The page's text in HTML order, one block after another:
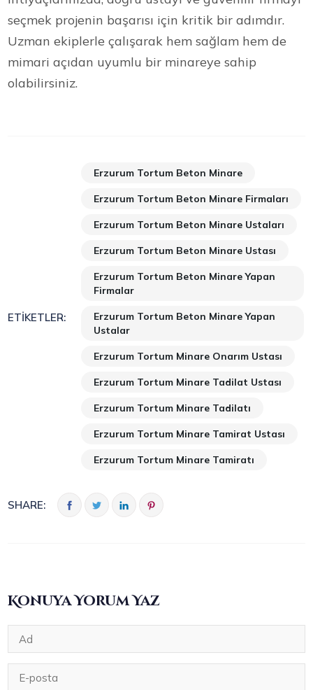
seçmek projenin başarısı için kritik bir adımdır.
Uzman ekiplerle çalışarak hem sağlam hem de
mimari açıdan uyumlu bir minareye sahip
olabilirsiniz.
ETIKETLER:
Erzurum Tortum Beton Minare
Erzurum Tortum Beton Minare Firmaları
Erzurum Tortum Beton Minare Ustaları
Erzurum Tortum Beton Minare Ustası
Erzurum Tortum Beton Minare Yapan
Firmalar
Erzurum Tortum Beton Minare Yapan
Ustalar
Erzurum Tortum Minare Onarım Ustası
Erzurum Tortum Minare Tadilat Ustası
Erzurum Tortum Minare Tadilatı
Erzurum Tortum Minare Tamirat Ustası
Erzurum Tortum Minare Tamiratı
SHARE:
Konuya Yorum Yaz